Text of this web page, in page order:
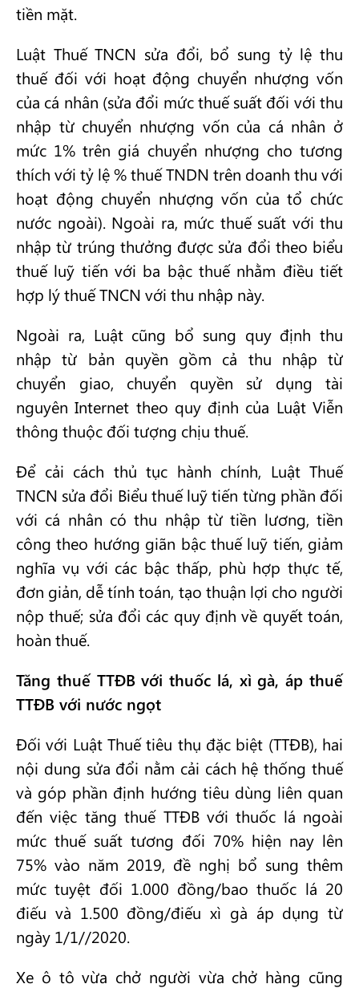
tiền mặt.
Luật Thuế TNCN sửa đổi, bổ sung tỷ lệ thu
thuế đối với hoạt động chuyển nhượng vốn
của cá nhân (sửa đổi mức thuế suất đối với thu
nhập từ chuyển nhượng vốn của cá nhân ở
mức 1% trên giá chuyển nhượng cho tương
thích với tỷ lệ % thuế TNDN trên doanh thu với
hoạt động chuyển nhượng vốn của tổ chức
nước ngoài). Ngoài ra, mức thuế suất với thu
nhập từ trúng thưởng được sửa đổi theo biểu
thuế luỹ tiến với ba bậc thuế nhằm điều tiết
hợp lý thuế TNCN với thu nhập này.
Ngoài ra, Luật cũng bổ sung quy định thu
nhập từ bản quyền gồm cả thu nhập từ
chuyển giao, chuyển quyền sử dụng tài
nguyên Internet theo quy định của Luật Viễn
thông thuộc đối tượng chịu thuế.
Để cải cách thủ tục hành chính, Luật Thuế
TNCN sửa đổi Biểu thuế luỹ tiến từng phần đối
với cá nhân có thu nhập từ tiền lương, tiền
công theo hướng giãn bậc thuế luỹ tiến, giảm
nghĩa vụ với các bậc thấp, phù hợp thực tế,
đơn giản, dễ tính toán, tạo thuận lợi cho người
nộp thuế; sửa đổi các quy định về quyết toán,
hoàn thuế.
Tăng thuế TTĐB với thuốc lá, xì gà, áp thuế
TTĐB với nước ngọt
Đối với Luật Thuế tiêu thụ đặc biệt (TTĐB), hai
nội dung sửa đổi nằm cải cách hệ thống thuế
và góp phần định hướng tiêu dùng liên quan
đến việc tăng thuế TTĐB với thuốc lá ngoài
mức thuế suất tương đối 70% hiện nay lên
75% vào năm 2019, đề nghị bổ sung thêm
mức tuyệt đối 1.000 đồng/bao thuốc lá 20
điếu và 1.500 đồng/điếu xì gà áp dụng từ
ngày 1/1//2020.
Xe ô tô vừa chở người vừa chở hàng cũng